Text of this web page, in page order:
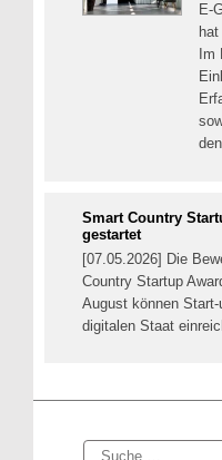
E-
Smart Country
gestartet
[07.05.2026] Die
Country Startup
August können
digitalen Staat
Suche